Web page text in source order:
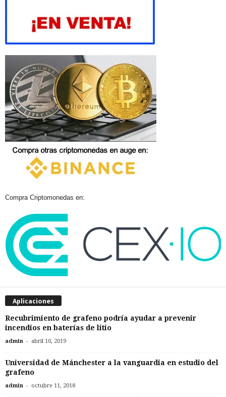
Compra Criptomonedas en:
Aplicaciones
Recubrimiento de grafeno podría ayudar a prevenir
incendios en baterías de litio
admin - abril 10, 2019
Universidad de Mánchester a la vanguardia en estudio del
grafeno
admin - octubre 11, 2018